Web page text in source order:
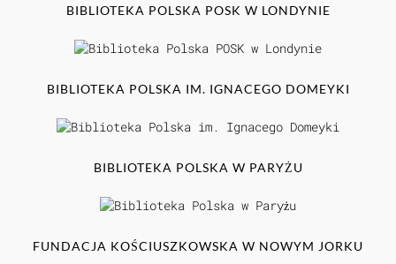
BIBLIOTEKA POLSKA POSK W LONDYNIE
BIBLIOTEKA POLSKA IM. IGNACEGO DOMEYKI
BIBLIOTEKA POLSKA W PARYŻU
FUNDACJA KOŚCIUSZKOWSKA W NOWYM JORKU